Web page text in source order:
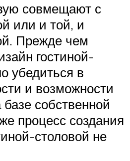
совмещают с
или и той, и
Прежде чем
гостиной-
убедиться в
и возможности
собственной
процесс создания
столовой не